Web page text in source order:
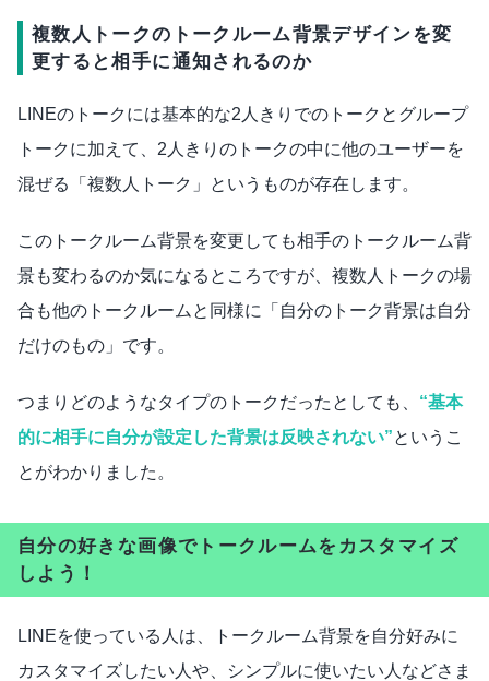
複数人トークのトークルーム背景デザインを変
更すると相手に通知されるのか
LINEのトークには基本的な2人きりでのトークとグループ
トークに加えて、2人きりのトークの中に他のユーザーを
混ぜる「複数人トーク」というものが存在します。
このトークルーム背景を変更しても相手のトークルーム背
景も変わるのか気になるところですが、複数人トークの場
合も他のトークルームと同様に「自分のトーク背景は自分
だけのもの」です。
つまりどのようなタイプのトークだったとしても、 “基本
的に相手に自分が設定した背景は反映されない”というこ
とがわかりました。
自分の好きな画像でトークルームをカスタマイズ
しよう！
LINEを使っている人は、トークルーム背景を自分好みに
カスタマイズしたい人や、シンプルに使いたい人などさま